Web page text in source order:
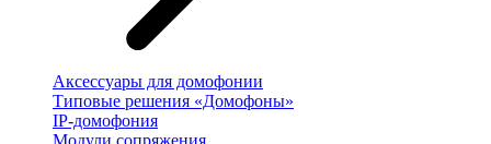
Аксессуары для домофонии
Типовые решения «Домофоны»
IP-домофония
Модули сопряжения